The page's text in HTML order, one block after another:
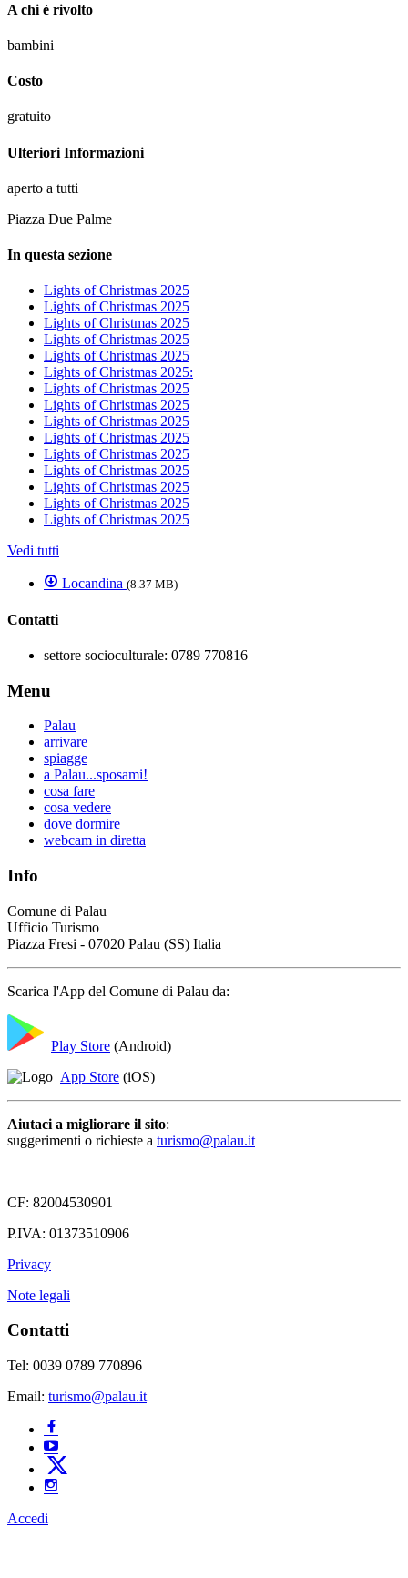
A chi è rivolto
bambini
Costo
gratuito
Ulteriori Informazioni
aperto a tutti
Piazza Due Palme
In questa sezione
Lights of Christmas 2025
Lights of Christmas 2025
Lights of Christmas 2025
Lights of Christmas 2025
Lights of Christmas 2025
Lights of Christmas 2025:
Lights of Christmas 2025
Lights of Christmas 2025
Lights of Christmas 2025
Lights of Christmas 2025
Lights of Christmas 2025
Lights of Christmas 2025
Lights of Christmas 2025
Lights of Christmas 2025
Lights of Christmas 2025
Vedi tutti
Locandina (8.37 MB)
Contatti
settore socioculturale: 0789 770816
Menu
Palau
arrivare
spiagge
a Palau...sposami!
cosa fare
cosa vedere
dove dormire
webcam in diretta
Info
Comune di Palau
Ufficio Turismo
Piazza Fresi - 07020 Palau (SS) Italia
Scarica l'App del Comune di Palau da:
Play Store (Android)
App Store (iOS)
Aiutaci a migliorare il sito:
suggerimenti o richieste a turismo@palau.it
CF: 82004530901
P.IVA: 01373510906
Privacy
Note legali
Contatti
Tel: 0039 0789 770896
Email: turismo@palau.it
Accedi